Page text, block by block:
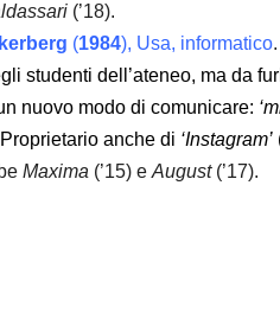
(’18).
(1984), Usa, informatico
studenti dell’ateneo, ma da
nuovo modo di comunicare:
anche di ‘Instagram’
Maxima (’15) e August(’17).